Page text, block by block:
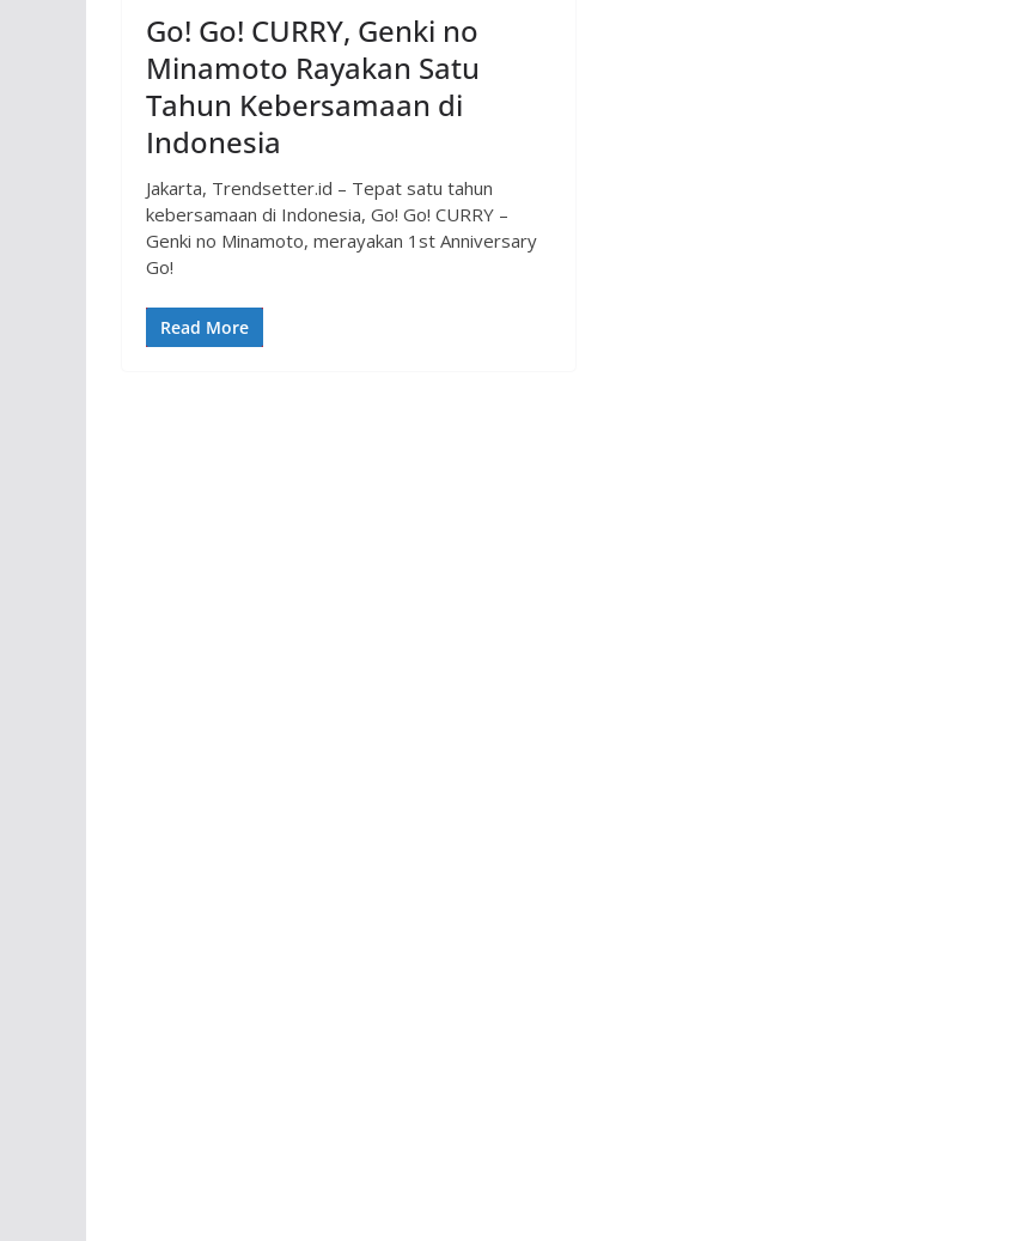
Go! Go! CURRY, Genki no
Minamoto Rayakan Satu
Tahun Kebersamaan di
Indonesia
Jakarta, Trendsetter.id – Tepat satu tahun
kebersamaan di Indonesia, Go! Go! CURRY –
Genki no Minamoto, merayakan 1st Anniversary
Go!
Read More